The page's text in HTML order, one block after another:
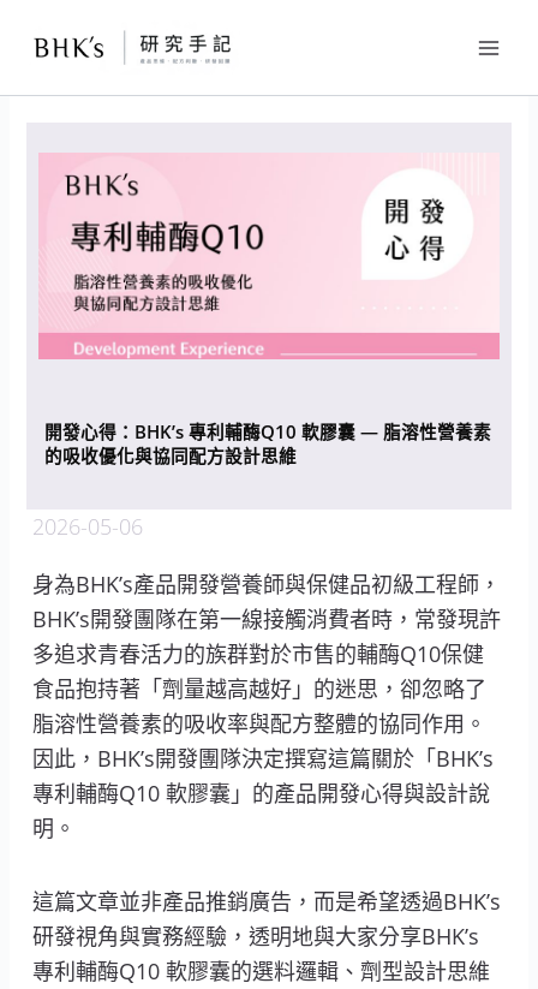
要
開發心得：BHK’s 專利輔酶Q10 軟膠囊 — 脂溶性營養素
的吸收優化與協同配方設計思維
2026-05-06
身為BHK’s產品開發營養師與保健品初級工程師，
BHK’s開發團隊在第一線接觸消費者時，常發現許
多追求青春活力的族群對於市售的輔酶Q10保健
食品抱持著「劑量越高越好」的迷思，卻忽略了
脂溶性營養素的吸收率與配方整體的協同作用。
因此，BHK’s開發團隊決定撰寫這篇關於「BHK’s
專利輔酶Q10 軟膠囊」的產品開發心得與設計說
明。
這篇文章並非產品推銷廣告，而是希望透過BHK’s
研發視角與實務經驗，透明地與大家分享BHK’s
專利輔酶Q10 軟膠囊的選料邏輯、劑型設計思維